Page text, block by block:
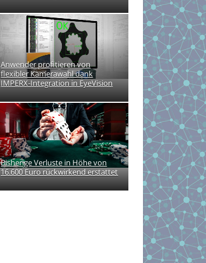
Anwender profitieren von
flexibler Kamerawahl dank
IMPERX-Integration in EyeVision
Bisherige Verluste in Höhe von
16.600 Euro rückwirkend erstattet